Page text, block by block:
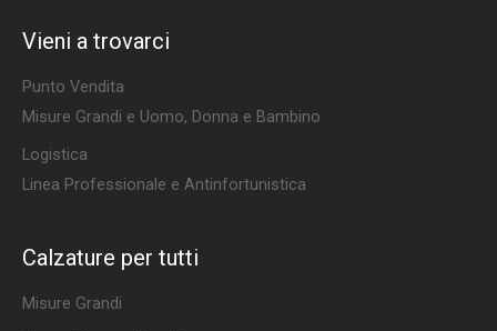
Vieni a trovarci
Punto Vendita
Misure Grandi e Uomo, Donna e Bambino
Logistica
Linea Professionale e Antinfortunistica
Calzature per tutti
Misure Grandi